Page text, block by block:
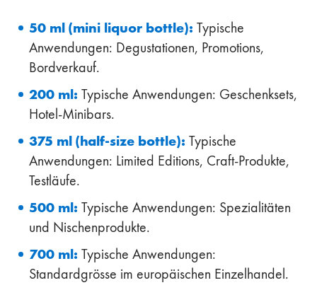
50 ml (mini liquor bottle): Typische
Anwendungen: Degustationen, Promotions,
Bordverkauf.
200 ml: Typische Anwendungen: Geschenksets,
Hotel-Minibars.
375 ml (half-size bottle): Typische
Anwendungen: Limited Editions, Craft-Produkte,
Testläufe.
500 ml: Typische Anwendungen: Spezialitäten
und Nischenprodukte.
700 ml: Typische Anwendungen:
Standardgrösse im europäischen Einzelhandel.